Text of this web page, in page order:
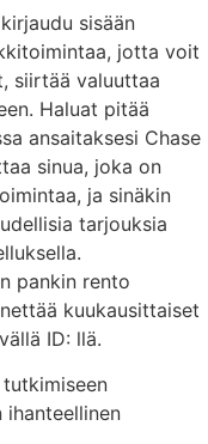
jotta voit
siirtää valuuttaa
Haluat pitää
ansaitaksesi Chase
sinua, joka on
ja sinäkin
tarjouksia
pankin rento
kuukausittaiset
ID: llä.
ihanteellinen